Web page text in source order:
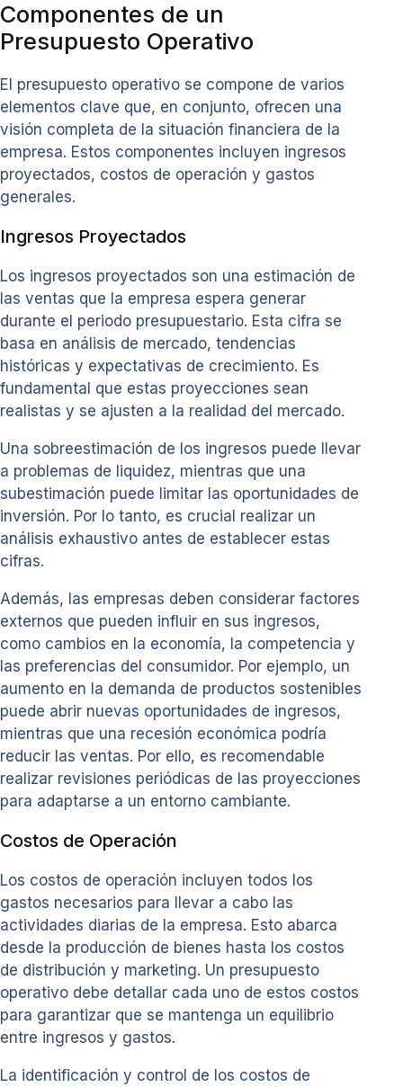
Componentes de un
Presupuesto Operativo
El presupuesto operativo se compone de varios
elementos clave que, en conjunto, ofrecen una
visión completa de la situación financiera de la
empresa. Estos componentes incluyen ingresos
proyectados, costos de operación y gastos
generales.
Ingresos Proyectados
Los ingresos proyectados son una estimación de
las ventas que la empresa espera generar
durante el periodo presupuestario. Esta cifra se
basa en análisis de mercado, tendencias
históricas y expectativas de crecimiento. Es
fundamental que estas proyecciones sean
realistas y se ajusten a la realidad del mercado.
Una sobreestimación de los ingresos puede llevar
a problemas de liquidez, mientras que una
subestimación puede limitar las oportunidades de
inversión. Por lo tanto, es crucial realizar un
análisis exhaustivo antes de establecer estas
cifras.
Además, las empresas deben considerar factores
externos que pueden influir en sus ingresos,
como cambios en la economía, la competencia y
las preferencias del consumidor. Por ejemplo, un
aumento en la demanda de productos sostenibles
puede abrir nuevas oportunidades de ingresos,
mientras que una recesión económica podría
reducir las ventas. Por ello, es recomendable
realizar revisiones periódicas de las proyecciones
para adaptarse a un entorno cambiante.
Costos de Operación
Los costos de operación incluyen todos los
gastos necesarios para llevar a cabo las
actividades diarias de la empresa. Esto abarca
desde la producción de bienes hasta los costos
de distribución y marketing. Un presupuesto
operativo debe detallar cada uno de estos costos
para garantizar que se mantenga un equilibrio
entre ingresos y gastos.
La identificación y control de los costos de